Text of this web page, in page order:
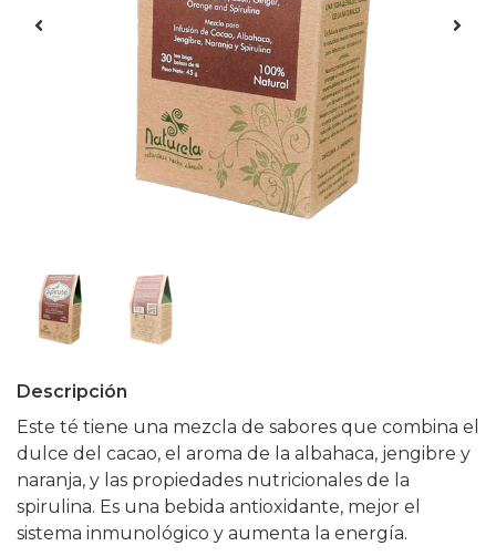
Descripción
Este té tiene una mezcla de sabores que combina el
dulce del cacao, el aroma de la albahaca, jengibre y
naranja, y las propiedades nutricionales de la
spirulina. Es una bebida antioxidante, mejor el
sistema inmunológico y aumenta la energía.